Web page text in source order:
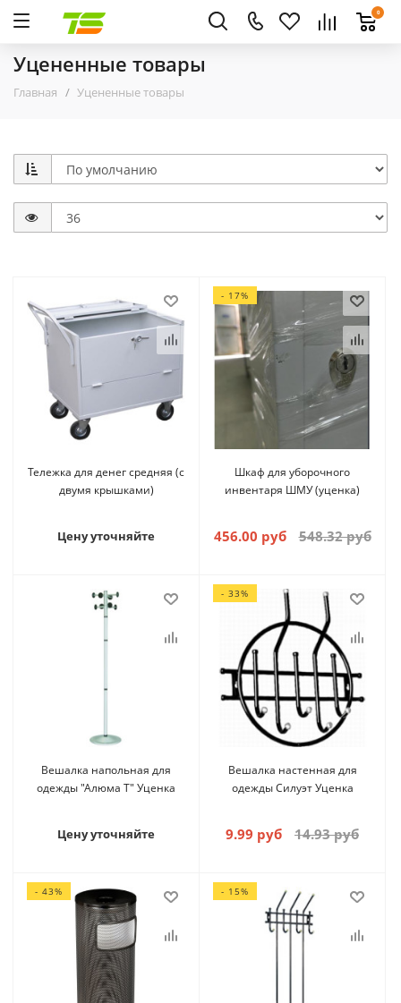
0
Уцененные товары
Главная Уцененные товары
Тележка для денег средняя (с
двумя крышками)
Цену уточняйте
- 17%
Шкаф для уборочного
инвентаря ШМУ (уценка)
456.00 руб 548.32 руб
Вешалка напольная для
одежды "Алюма Т" Уценка
Цену уточняйте
- 33%
Вешалка настенная для
одежды Силуэт Уценка
9.99 руб 14.93 руб
- 43% - 15%